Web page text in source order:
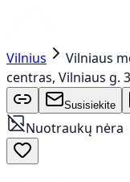
Vilnius
Vilniaus
centras, Vilniaus g.
Susisiekite
Nuotraukų nėra